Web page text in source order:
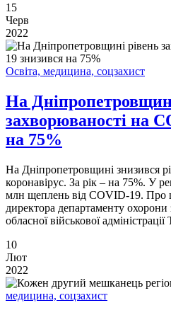
15
Черв
2022
Освіта, медицина, соцзахист
На
захворюваності на
на 75%
На Дніпропетровщині знизився
коронавірус. За рік – на 75%. У
млн щеплень від COVID-19. Про
директора департаменту охорони
обласної військової
10
Лют
2022
медицина, соцзахист